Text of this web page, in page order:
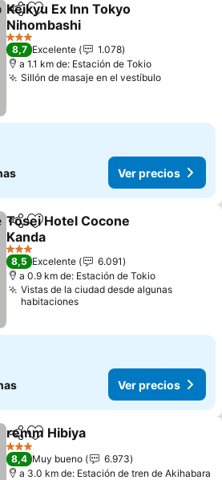
CompartirAgregar a favoritos
Keikyu Ex Inn Tokyo
Nihombashi
3 Estrellas
8,7 Excelente
1.078
a 1.1 km de: Estación de Tokio
Sillón de masaje en el vestíbulo
Ver precios
Compartir
Agregar a favoritos
Tosei Hotel Cocone
Kanda
3 Estrellas
8,5 Excelente
6.091
a 0.9 km de: Estación de Tokio
Vistas de la ciudad desde algunas
habitaciones
Ver precios
CompartirAgregar a favoritos
remm Hibiya
3 Estrellas
8,4 Muy bueno
6.973
a 3.0 km de: Estación de tren de Akihabara